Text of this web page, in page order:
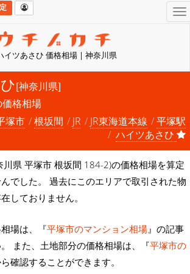
イツあさひ 価格相場 | 神奈川県
[神奈川県]
格相場
塚市 根坂間 JR JR東海道本線
平塚駅
ハイツあさひ
川県 平塚市 根坂間 184-2)の価格相場を算定
でした。 過去にこのエリアで取引された物
しておりません。
場は、『平塚市のマンション相場』の記事
また、土地部分の価格相場は、『平塚市の
確認することができます。